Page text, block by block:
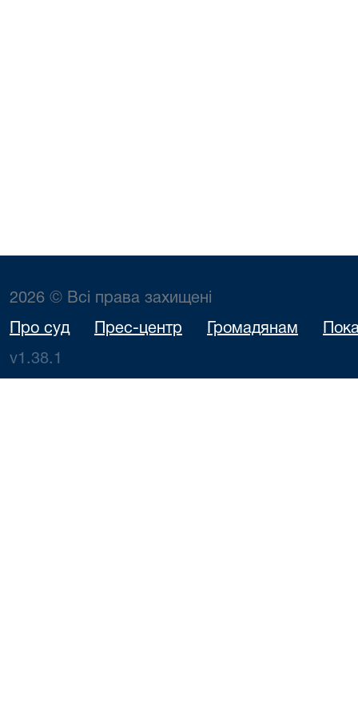
2026 © Всі права захищені
Про суд Прес-центр Громадянам
v1.38.1